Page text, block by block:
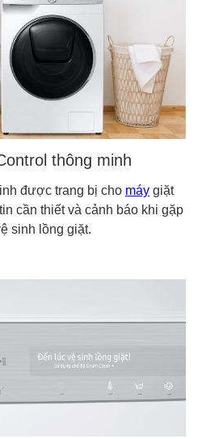
thông minh
được trang bị cho máy giặt
cần thiết và cảnh báo khi gặp
sinh lồng giặt.